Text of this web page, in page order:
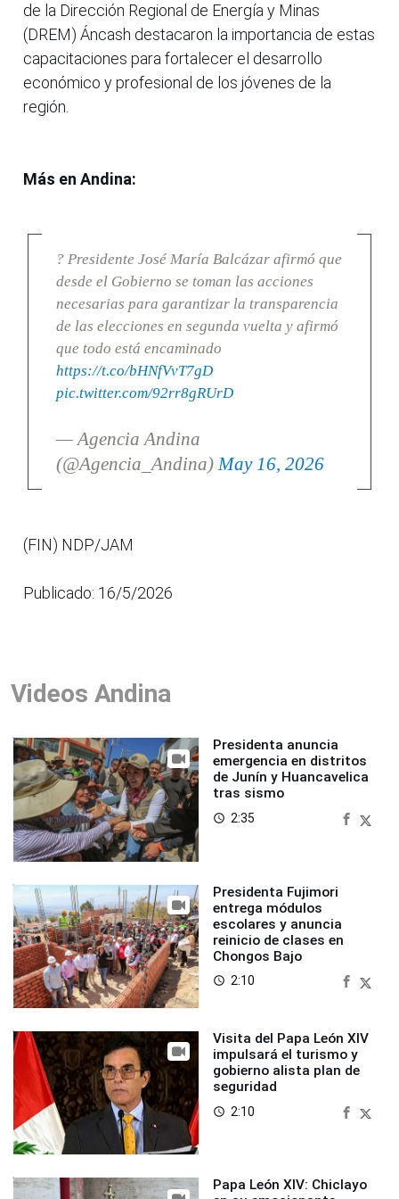
de la Dirección Regional de Energía y Minas
(DREM) Áncash destacaron la importancia de estas
capacitaciones para fortalecer el desarrollo
económico y profesional de los jóvenes de la
región.
Más en Andina:
? Presidente José María Balcázar afirmó que
desde el Gobierno se toman las acciones
necesarias para garantizar la transparencia
de las elecciones en segunda vuelta y afirmó
que todo está encaminado
https://t.co/bHNfVvT7gD
pic.twitter.com/92rr8gRUrD
— Agencia Andina
(@Agencia_Andina) May 16, 2026
(FIN) NDP/JAM
Publicado: 16/5/2026
Videos Andina
Presidenta anuncia
emergencia en distritos
de Junín y Huancavelica
tras sismo
access_time 2:35
Presidenta Fujimori
entrega módulos
escolares y anuncia
reinicio de clases en
Chongos Bajo
access_time 2:10
Visita del Papa León XIV
impulsará el turismo y
gobierno alista plan de
seguridad
access_time 2:10
Papa León XIV: Chiclayo